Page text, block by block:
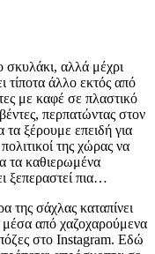
σκυλάκι, αλλά μέχρι
τίποτα άλλο εκτός από
με καφέ σε πλαστικό
περπατώντας στον
ξέρουμε επειδή για
της χώρας να
τα καθιερωμένα
ξεπεραστεί πια…
της σάχλας καταπίνει
μέσα από χαζοχαρούμενα
στο Ιnstagram. Εδώ